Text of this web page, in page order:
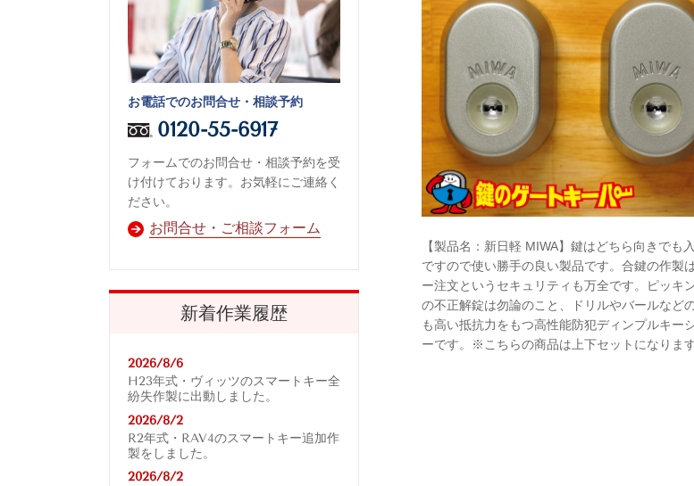
【製品名：新日軽 MIWA】鍵はどちら向きでも
ですので使い勝手の良い製品です。合鍵の作製
ー注文というセキュリティも万全です。ピッキ
の不正解錠は勿論のこと、ドリルやバールなど
も高い抵抗力をもつ高性能防犯ディンプルキー
ーです。※こちらの商品は上下セットになります
お電話でのお問合せ・相談予約
0120-55-6917
フォームでのお問合せ・相談予約を受
け付けております。お気軽にご連絡く
ださい。
お問合せ・ご相談フォーム
新着作業履歴
2026/8/6
H23年式・ヴィッツのスマートキー全
紛失作製に出動しました。
2026/8/2
R2年式・RAV4のスマートキー追加作
製をしました。
2026/8/2